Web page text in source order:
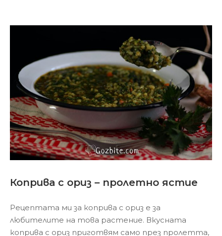
Коприва с ориз – пролетно ястие
Рецептата ми за коприва с ориз е за
любителите на това растение. Вкусната
коприва с ориз приготвям само през пролетта,